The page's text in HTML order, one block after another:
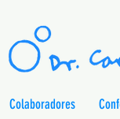
Colaboradores